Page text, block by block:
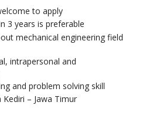
to apply
3 years is preferable
mechanical engineering field
intrapersonal and
and problem solving skill
– Jawa Timur